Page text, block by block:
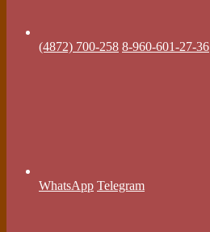
(4872) 700-258 8-960-601-27-36
WhatsApp Telegram